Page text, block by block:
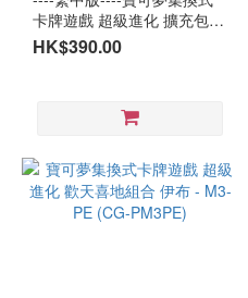
卡牌遊戲 超級進化 擴充包
深淵之瞳- M5(盒) (CG-PM5)
HK$390.00